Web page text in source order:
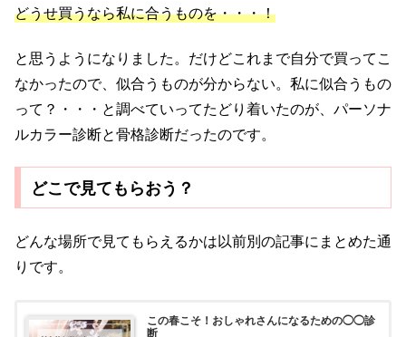
どうせ買うなら私に合うものを・・・！
と思うようになりました。だけどこれまで自分で買ってこ
なかったので、似合うものが分からない。私に似合うもの
って？・・・と調べていってたどり着いたのが、パーソナ
ルカラー診断と骨格診断だったのです。
どこで見てもらおう？
どんな場所で見てもらえるかは以前別の記事にまとめた通
りです。
この春こそ！おしゃれさんになるための◯◯診
断